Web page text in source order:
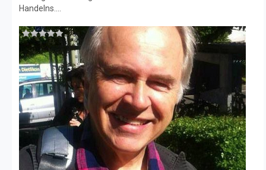
Handelns....